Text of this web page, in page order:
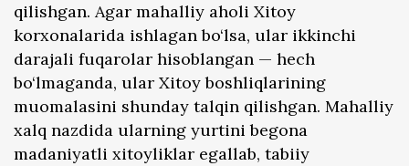
qilishgan. Agar mahalliy aholi Xitoy
korxonalarida ishlagan bo‘lsa, ular ikkinchi
darajali fuqarolar hisoblangan — hech
bo‘lmaganda, ular Xitoy boshliqlarining
muomalasini shunday talqin qilishgan. Mahalliy
xalq nazdida ularning yurtini begona
madaniyatli xitoyliklar egallab, tabiiy